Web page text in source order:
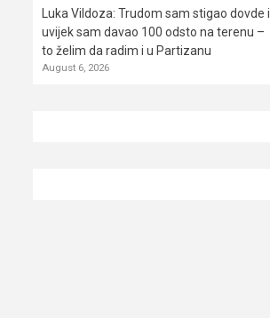
Luka Vildoza: Trudom sam stigao dovde i
uvijek sam davao 100 odsto na terenu –
to želim da radim i u Partizanu
August 6, 2026